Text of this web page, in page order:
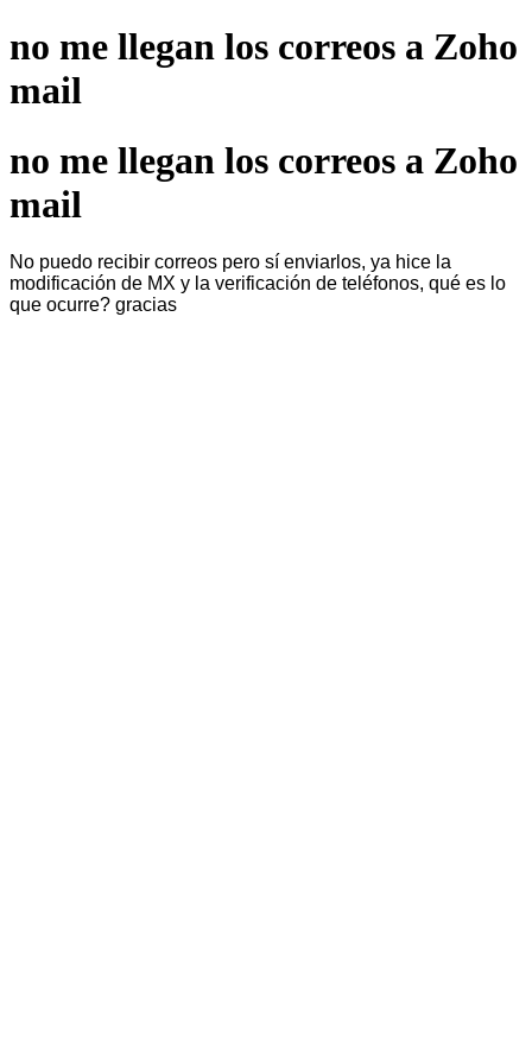
no me llegan los correos a Zoho
mail
no me llegan los correos a Zoho
mail
No puedo recibir correos pero sí enviarlos, ya hice la
modificación de MX y la verificación de teléfonos, qué es lo
que ocurre? gracias